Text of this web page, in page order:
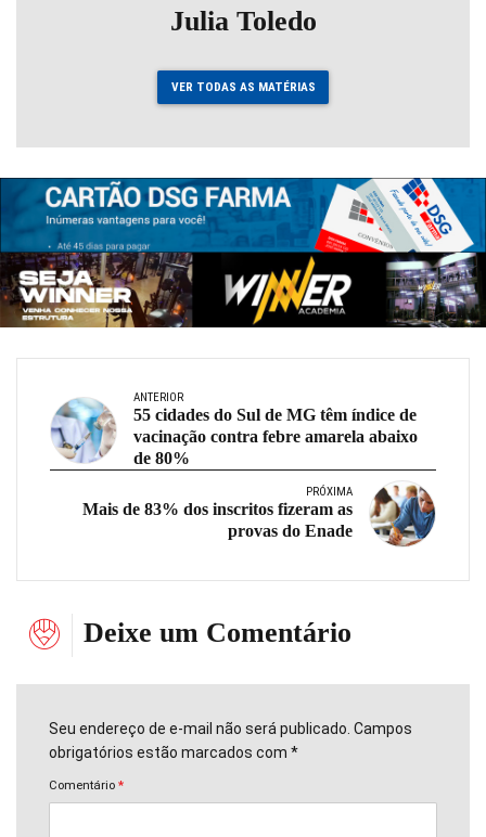
Julia Toledo
VER TODAS AS MATÉRIAS
ANTERIOR
55 cidades do Sul de MG têm índice de
vacinação contra febre amarela abaixo
de 80%
PRÓXIMA
Mais de 83% dos inscritos fizeram as
provas do Enade
Deixe um Comentário
Seu endereço de e-mail não será publicado. Campos
obrigatórios estão marcados com *
Comentário *